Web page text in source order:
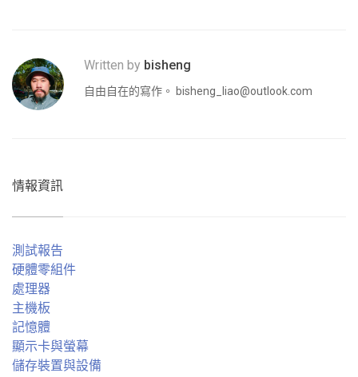
Written by bisheng
自由自在的寫作。 bisheng_liao@outlook.com
情報資訊
測試報告
硬體零組件
處理器
主機板
記憶體
顯示卡與螢幕
儲存裝置與設備